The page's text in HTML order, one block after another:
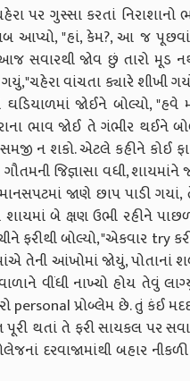
પર ગુસ્સા કરતાં નિરાશાનો
આપ્યો, "હાં, કેમ?, આ જ
સવારથી જોવ છું તારો મૂડ
વાંચતા ક્યારે શીખી
જોઈને બોલ્યો,
ભાવ જોઈ તે ગંભીર થઈને
ન શકો. એટલે કહીને કોઈ
જિજ્ઞાસા વધી, શાયમાંને
જાણે છાપ પાડી ગયાં,
બે ક્ષણ ઉભી રહીને
ફરીથી બોલ્યો, "એકવાર try
તેની આંખોમાં જોયું, પોતાનાં
વીંધી નાખ્યો હોય તેવું
પ્રોબ્લેમ છે. તું કંઈ
પૂરી થતાં તે ફરી સાયકલ પર
દરવાજામાંથી બહાર